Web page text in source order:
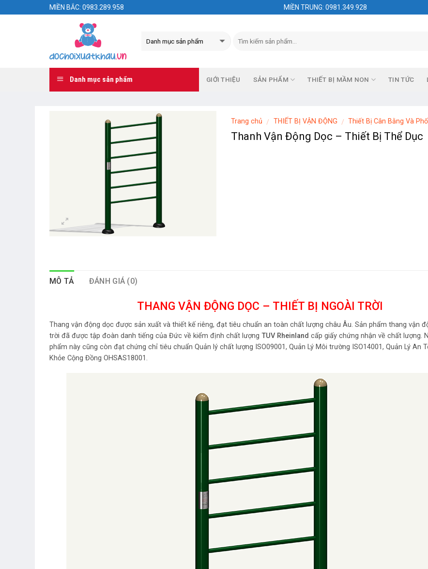
MIỀN BẮC: 0983.289.958 MIỀN TRUNG: 0981.349.928
Danh mục sản phẩm GIỚI THIỆU SẢN PHẨM THIẾT BỊ MẦM NON TIN TỨC
Trang chủ / THIẾT BỊ VẬN ĐỘNG / Thiết Bị Cân Bằng Và
Thanh Vận Động Dọc – Thiết Bị Thể Dục
MÔ TẢ ĐÁNH GIÁ (0)
THANG VẬN ĐỘNG DỌC – THIẾT BỊ NGOÀI TRỜI
Thang vận động dọc được sản xuất và thiết kế riêng, đạt tiêu chuẩn an toàn chất lượng châu Âu. Sản phẩm thang vận
trời đã được tập đoàn danh tiếng của Đức về kiểm định chất lượng TUV Rheinland cấp giấy chứng nhận về chất lượng.
phẩm này cũng còn đạt chứng chỉ tiêu chuẩn Quản lý chất lượng ISO09001, Quản Lý Môi trường ISO14001, Quản Lý An
Khỏe Cộng Đồng OHSAS18001.